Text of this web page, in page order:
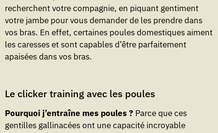
recherchent votre compagnie, en piquant gentiment
votre jambe pour vous demander de les prendre dans
vos bras. En effet, certaines poules domestiques aiment
les caresses et sont capables d’être parfaitement
apaisées dans vos bras.
Le clicker training avec les poules
Pourquoi j’entraîne mes poules ? Parce que ces
gentilles gallinacées ont une capacité incroyable